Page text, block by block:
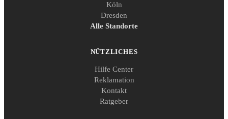
Köln
Dresden
Alle Standorte
NÜTZLICHES
Hilfe Center
Reklamation
Kontakt
Ratgeber